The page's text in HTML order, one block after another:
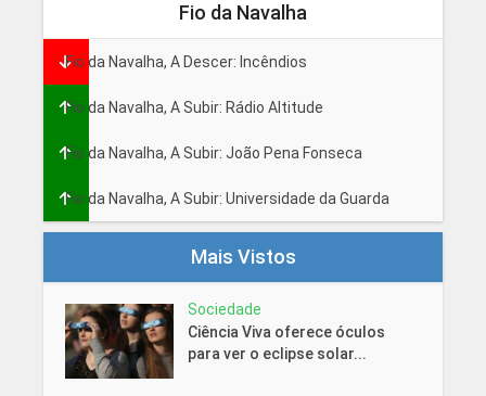
Fio da Navalha
Fio da Navalha, A Descer: Incêndios
Fio da Navalha, A Subir: Rádio Altitude
Fio da Navalha, A Subir: João Pena Fonseca
Fio da Navalha, A Subir: Universidade da Guarda
Mais Vistos
Sociedade
Ciência Viva oferece óculos
para ver o eclipse solar...